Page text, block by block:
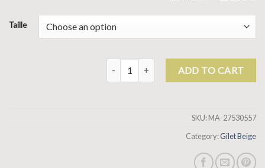
Taille
ADD TO CART
SKU:MA-27530557
Category:Gilet Beige